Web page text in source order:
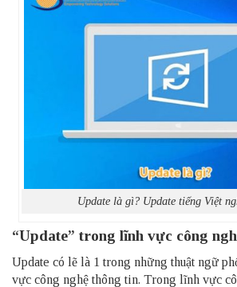
Update là gì? Update tiếng Việt
“Update” trong lĩnh vực công
Update có lẽ là 1 trong những thuật ngữ
vực công nghệ thông tin. Trong lĩnh vực